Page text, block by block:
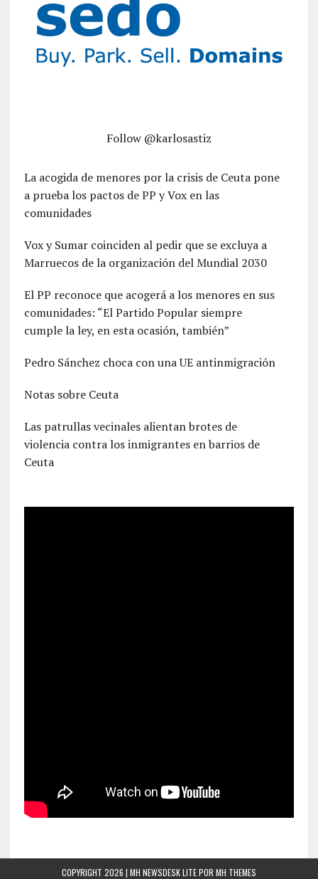
Follow @karlosastiz
La acogida de menores por la crisis de Ceuta pone
a prueba los pactos de PP y Vox en las
comunidades
Vox y Sumar coinciden al pedir que se excluya a
Marruecos de la organización del Mundial 2030
El PP reconoce que acogerá a los menores en sus
comunidades: “El Partido Popular siempre
cumple la ley, en esta ocasión, también”
Pedro Sánchez choca con una UE antinmigración
Notas sobre Ceuta
Las patrullas vecinales alientan brotes de
violencia contra los inmigrantes en barrios de
Ceuta
COPYRIGHT 2026 | MH NEWSDESK LITE POR MH THEMES